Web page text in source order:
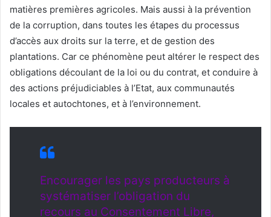
matières premières agricoles. Mais aussi à la prévention
de la corruption, dans toutes les étapes du processus
d’accès aux droits sur la terre, et de gestion des
plantations. Car ce phénomène peut altérer le respect des
obligations découlant de la loi ou du contrat, et conduire à
des actions préjudiciables à l’Etat, aux communautés
locales et autochtones, et à l’environnement.
Encourager les pays producteurs à
systématiser l’obligation du
recours au Consentement Libre,